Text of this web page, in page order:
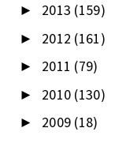
► 2013 (159)
► 2012 (161)
► 2011 (79)
► 2010 (130)
► 2009 (18)